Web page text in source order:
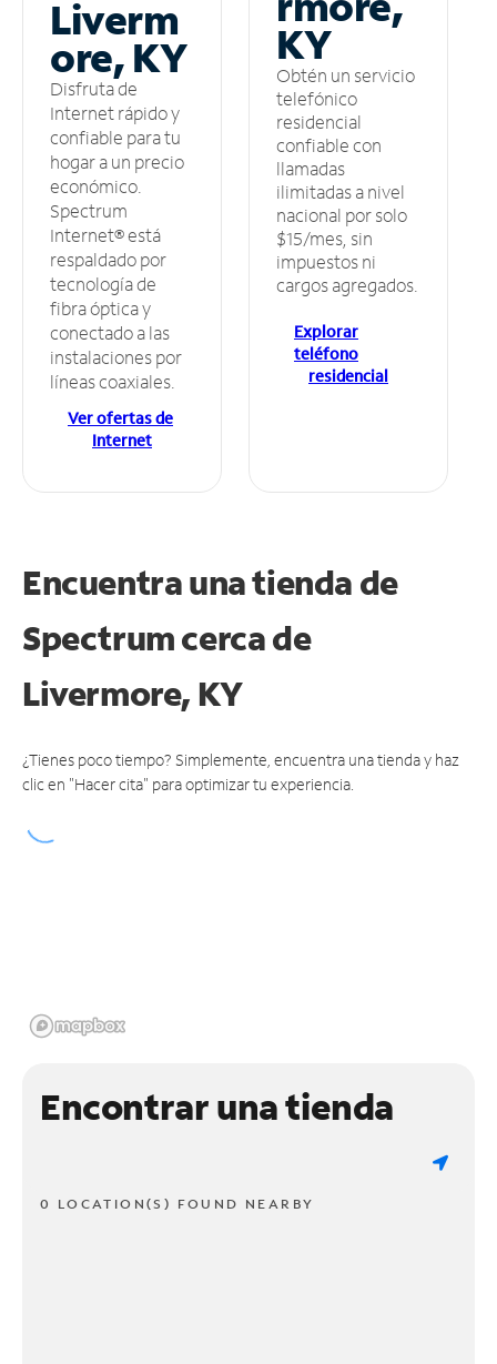
Liverm
ore, KY
Disfruta de
Internet rápido y
confiable para tu
hogar a un precio
económico.
Spectrum
Internet® está
respaldado por
tecnología de
fibra óptica y
conectado a las
instalaciones por
líneas coaxiales.
Ver ofertas de
Internet
KY
Obtén un servicio
telefónico
residencial
confiable con
llamadas
ilimitadas a nivel
nacional por solo
$15/mes, sin
impuestos ni
cargos agregados.
Explorar
teléfono
residencial
Encuentra una tienda de
Spectrumcerca de
Livermore, KY
¿Tienes poco tiempo? Simplemente, encuentra una tienda y haz
clic en "Hacer cita" para optimizar tu experiencia.
Encontrar una tienda
0 LOCATION(S) FOUND NEARBY